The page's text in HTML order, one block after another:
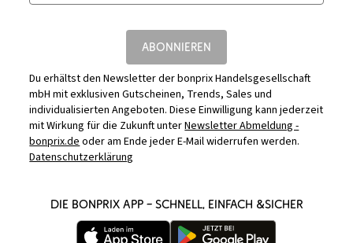
ABONNIEREN
Du erhältst den Newsletter der bonprix Handelsgesellschaft
mbH mit exklusiven Gutscheinen, Trends, Sales und
individualisierten Angeboten. Diese Einwilligung kann jederzeit
mit Wirkung für die Zukunft unterNewsletter Abmeldung -
bonprix.deoder am Ende jeder E-Mail widerrufen werden.
Datenschutzerklärung
DIE BONPRIX APP – SCHNELL, EINFACH &SICHER